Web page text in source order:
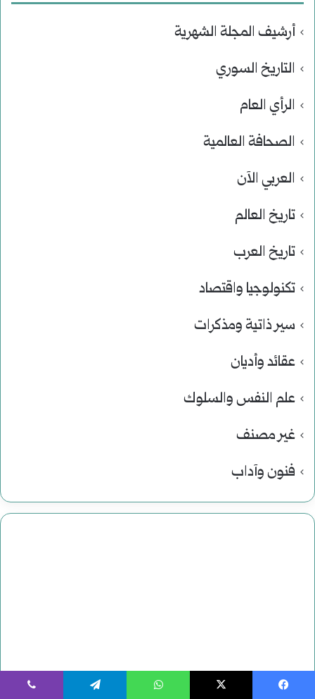
أرشيف المجلة الشهرية
التاريخ السوري
الرأي العام
الصحافة العالمية
العربي الآن
تاريخ العالم
تاريخ العرب
تكنولوجيا واقتصاد
سير ذاتية ومذكرات
عقائد وأديان
علم النفس والسلوك
غير مصنف
فنون وآداب